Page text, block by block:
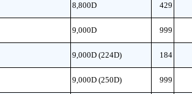
8,800D 429
9,000D 999
9,000D (224D) 184
9,000D (250D) 999